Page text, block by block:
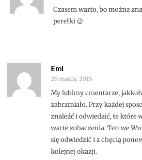
Czasem warto, bo można
perełki 😉
Emi
26 marca, 2015
My lubimy cmentarze,
zabrzmiało. Przy każdej
znaleźć i odwiedzić, te które
warte zobaczenia. Ten we
się odwiedzić i z chęcią
kolejnej okazji.